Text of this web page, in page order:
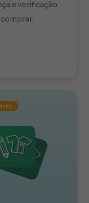
e verificação